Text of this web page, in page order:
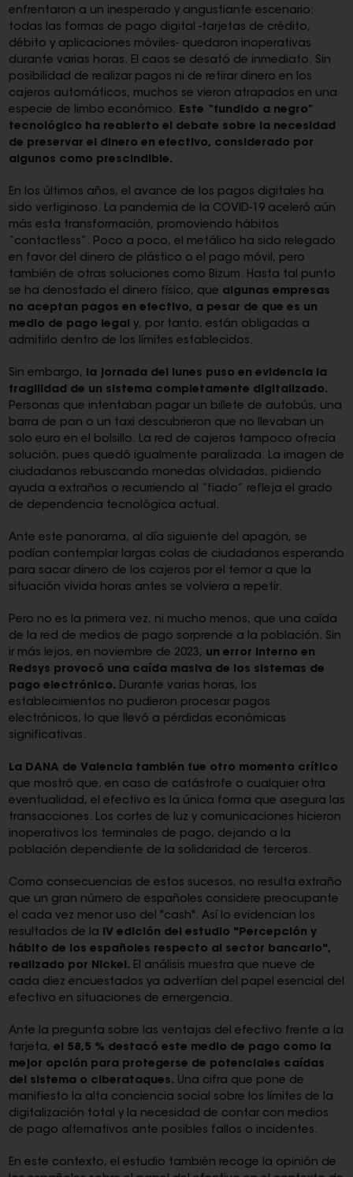
enfrentaron a un inesperado y angustiante escenario:
todas las formas de pago digital -tarjetas de crédito,
débito y aplicaciones móviles- quedaron inoperativas
durante varias horas. El caos se desató de inmediato. Sin
posibilidad de realizar pagos ni de retirar dinero en los
cajeros automáticos, muchos se vieron atrapados en una
especie de limbo económico. Este “fundido a negro”
tecnológico ha reabierto el debate sobre la necesidad
de preservar el dinero en efectivo, considerado por
algunos como prescindible.
En los últimos años, el avance de los pagos digitales ha
sido vertiginoso. La pandemia de la COVID-19 aceleró aún
más esta transformación, promoviendo hábitos
“contactless”. Poco a poco, el metálico ha sido relegado
en favor del dinero de plástico o el pago móvil, pero
también de otras soluciones como Bizum. Hasta tal punto
se ha denostado el dinero físico, que algunas empresas
no aceptan pagos en efectivo, a pesar de que es un
medio de pago legal y, por tanto, están obligadas a
admitirlo dentro de los límites establecidos.
Sin embargo, la jornada del lunes puso en evidencia la
fragilidad de un sistema completamente digitalizado.
Personas que intentaban pagar un billete de autobús, una
barra de pan o un taxi descubrieron que no llevaban un
solo euro en el bolsillo. La red de cajeros tampoco ofrecía
solución, pues quedó igualmente paralizada. La imagen de
ciudadanos rebuscando monedas olvidadas, pidiendo
ayuda a extraños o recurriendo al “fiado” refleja el grado
de dependencia tecnológica actual.
Ante este panorama, al día siguiente del apagón, se
podían contemplar largas colas de ciudadanos esperando
para sacar dinero de los cajeros por el temor a que la
situación vivida horas antes se volviera a repetir.
Pero no es la primera vez, ni mucho menos, que una caída
de la red de medios de pago sorprende a la población. Sin
ir más lejos, en noviembre de 2023, un error interno en
Redsys provocó una caída masiva de los sistemas de
pago electrónico. Durante varias horas, los
establecimientos no pudieron procesar pagos
electrónicos, lo que llevó a pérdidas económicas
significativas.
La DANA de Valencia también fue otro momento crítico
que mostró que, en caso de catástrofe o cualquier otra
eventualidad, el efectivo es la única forma que asegura las
transacciones. Los cortes de luz y comunicaciones hicieron
inoperativos los terminales de pago, dejando a la
población dependiente de la solidaridad de terceros.
Como consecuencias de estos sucesos, no resulta extraño
que un gran número de españoles considere preocupante
el cada vez menor uso del "cash". Así lo evidencian los
resultados de la IV edición del estudio "Percepción y
hábito de los españoles respecto al sector bancario",
realizado por Nickel. El análisis muestra que nueve de
cada diez encuestados ya advertían del papel esencial del
efectivo en situaciones de emergencia.
Ante la pregunta sobre las ventajas del efectivo frente a la
tarjeta, el 58,5 % destacó este medio de pago como la
mejor opción para protegerse de potenciales caídas
del sistema o ciberataques. Una cifra que pone de
manifiesto la alta conciencia social sobre los límites de la
digitalización total y la necesidad de contar con medios
de pago alternativos ante posibles fallos o incidentes.
En este contexto, el estudio también recoge la opinión de